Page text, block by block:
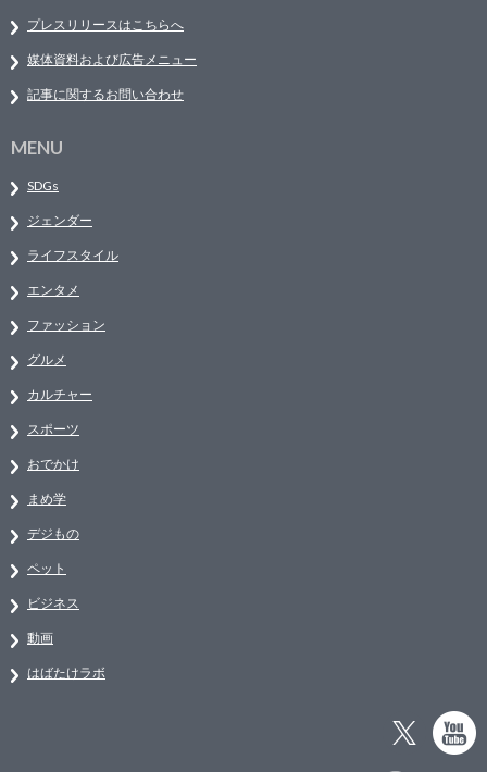
プレスリリースはこちらへ
媒体資料および広告メニュー
記事に関するお問い合わせ
MENU
SDGs
ジェンダー
ライフスタイル
エンタメ
ファッション
グルメ
カルチャー
スポーツ
おでかけ
まめ学
デジもの
ペット
ビジネス
動画
はばたけラボ